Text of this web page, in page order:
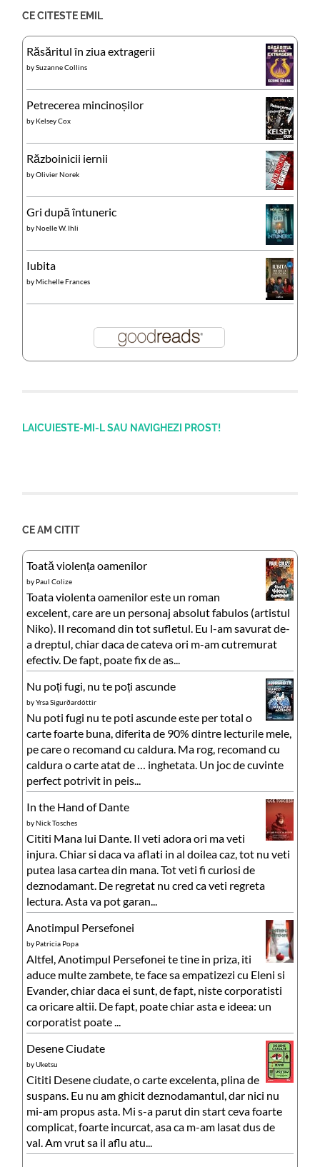
CE CITESTE EMIL
Răsăritul în ziua extragerii
bySuzanne Collins
Petrecerea mincinoșilor
by Kelsey Cox
Războinicii iernii
byOlivier Norek
Gri după întuneric
byNoelle W. Ihli
Iubita
byMichelle Frances
LAICUIESTE-MI-L SAU NAVIGHEZI PROST!
CE AM CITIT
Toată violența oamenilor
by Paul Colize
Toata violenta oamenilor este un roman
excelent, care are un personaj absolut fabulos (artistul
Niko). Il recomand din tot sufletul. Eu l-am savurat de-
a dreptul, chiar daca de cateva ori m-am cutremurat
efectiv. De fapt, poate fix de as...
Nu poți fugi, nu te poți ascunde
byYrsa Sigurðardóttir
Nu poti fugi nu te poti ascunde este per total o
carte foarte buna, diferita de 90% dintre lecturile mele,
pe care o recomand cu caldura. Ma rog, recomand cu
caldura o carte atat de … inghetata. Un joc de cuvinte
perfect potrivit in peis...
In the Hand of Dante
byNick Tosches
Cititi Mana lui Dante. Il veti adora ori ma veti
injura. Chiar si daca va aflati in al doilea caz, tot nu veti
putea lasa cartea din mana. Tot veti fi curiosi de
deznodamant. De regretat nu cred ca veti regreta
lectura. Asta va pot garan...
Anotimpul Persefonei
by Patricia Popa
Altfel, Anotimpul Persefonei te tine in priza, iti
aduce multe zambete, te face sa empatizezi cu Eleni si
Evander, chiar daca ei sunt, de fapt, niste corporatisti
ca oricare altii. De fapt, poate chiar asta e ideea: un
corporatist poate ...
Desene Ciudate
byUketsu
Cititi Desene ciudate, o carte excelenta, plina de
suspans. Eu nu am ghicit deznodamantul, dar nici nu
mi-am propus asta. Mi s-a parut din start ceva foarte
complicat, foarte incurcat, asa ca m-am lasat dus de
val. Am vrut sa il aflu atu...